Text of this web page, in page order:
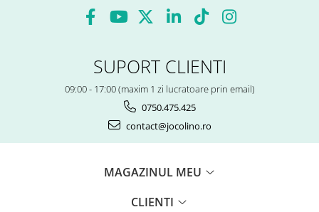
SUPORT CLIENTI
09:00 - 17:00 (maxim 1 zi lucratoare prin email)
0750.475.425
contact@jocolino.ro
MAGAZINUL MEU
CLIENTI